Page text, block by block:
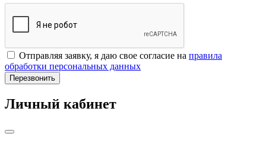
Отправляя заявку, я даю свое согласие на правила
обработки персональных данных
Перезвонить
Личный кабинет